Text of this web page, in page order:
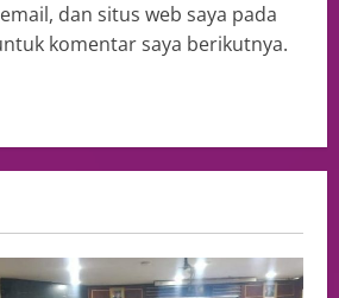
dan situs web saya pada
komentar saya berikutnya.